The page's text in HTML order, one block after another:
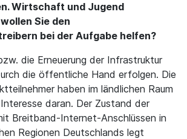
Wirtschaft und Jugend
Sie den
bei der Aufgabe helfen?
die Erneuerung der Infrastruktur
die öffentliche Hand erfolgen. Die
haben im ländlichen Raum
daran. Der Zustand der
Breitband-Internet-Anschlüssen in
Regionen Deutschlands legt